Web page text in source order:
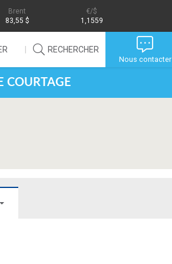
Brent
83,55 $
/$
1,1559
RECHERCHER
Nous contacter
COURTAGE